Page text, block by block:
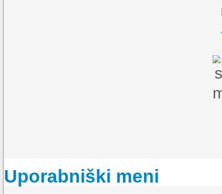
Uporabniški meni